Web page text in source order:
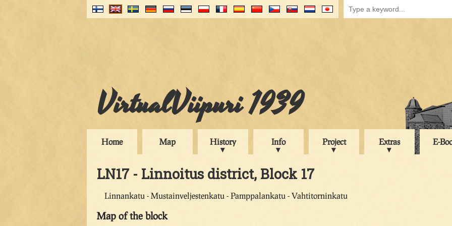
VirtualViipuri 1939
Home Map History Info Project Extras E-
LN17 - Linnoitus district, Block 17
Linnankatu - Mustainveljestenkatu - Pamppalankatu - Vahtitorninkatu
Map of the block